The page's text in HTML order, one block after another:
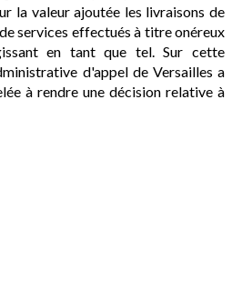
la valeur ajoutée les livraisons de
services effectués à titre onéreux
en tant que tel. Sur cette
d'appel de Versailles a
à rendre une décision relative à